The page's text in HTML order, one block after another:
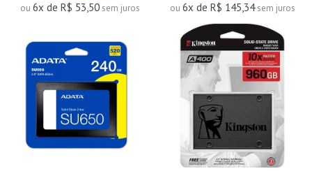
ou 6x de R$ 53,50sem juros ou 6x de R$ 145,34sem juros